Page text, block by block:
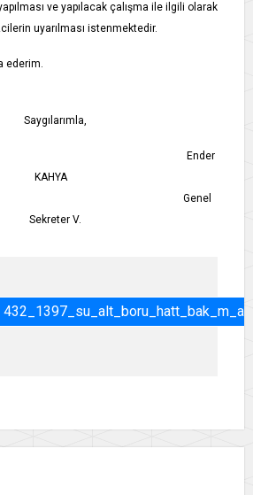
ve yapılacak çalışma ile ilgili olarak
uyarılması istenmektedir.
ederim.
Saygılarımla,
KAHYA
Sekreter V.